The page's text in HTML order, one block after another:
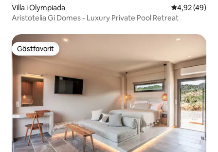
Villa i Olympiada 4,92 av 5 i
4,92 (49)
Aristotelia Gi Domes - Luxury Private Pool Retreat
Gästfavorit
Gästfavorit